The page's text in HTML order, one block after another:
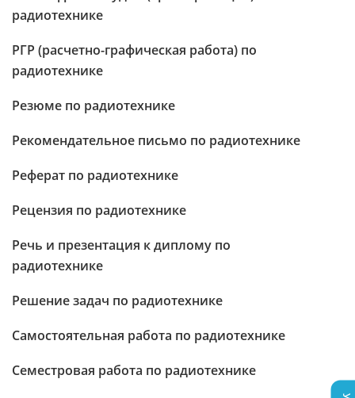
радиотехнике
РГР (расчетно-графическая работа) по
радиотехнике
Резюме по радиотехнике
Рекомендательное письмо по радиотехнике
Реферат по радиотехнике
Рецензия по радиотехнике
Речь и презентация к диплому по
радиотехнике
Решение задач по радиотехнике
Самостоятельная работа по радиотехнике
Семестровая работа по радиотехнике